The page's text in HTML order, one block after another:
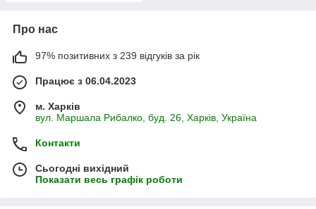
Про нас
97% позитивних з 239 відгуків за рік
Працює з 06.04.2023
м. Харків
вул. Маршала Рибалко, буд. 26, Харків, Україна
Контакти
Сьогодні вихідний
Показати весь графік роботи